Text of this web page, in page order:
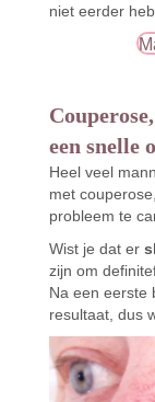
niet eerder
een snelle
Heel veel
met
probleem te
Wist je dat er
zijn om
Na een eerste
resultaat, dus